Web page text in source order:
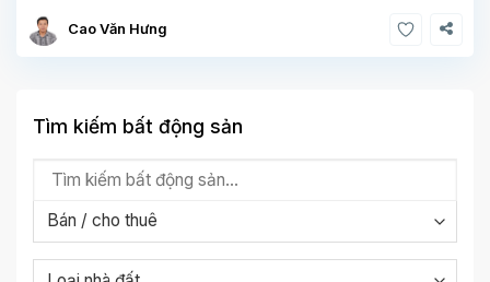
Cao Văn Hưng
Tìm kiếm bất động sản